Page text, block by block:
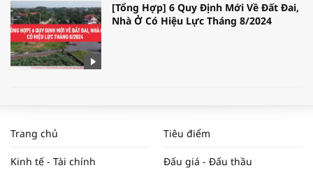
[Tổng Hợp] 6 Quy Định Mới Về Đất Đai,
Nhà Ở Có Hiệu Lực Tháng 8/2024
NAM NĂM 2024 VÀ NĂM 2025 | NHỊP
ĐẬP THỊ TRƯỜNG #62
Trang chủ Tiêu điểm
Kinh tế - Tài chính Đấu giá - Đấu thầu